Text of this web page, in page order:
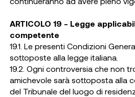
ARTICOLO 19 - Legge
competente
19.1. Le presenti Condizioni
sottoposte alla legge italiana.
19.2. Ogni controversia che non
amichevole sarà sottoposta alla
del Tribunale del luogo di